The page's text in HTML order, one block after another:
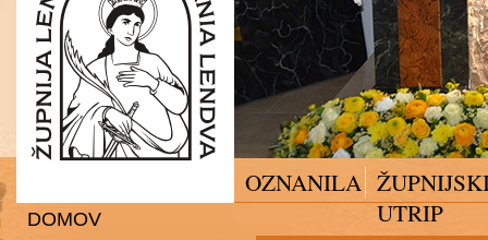
OZNANILA
UTRIP
DOMOV